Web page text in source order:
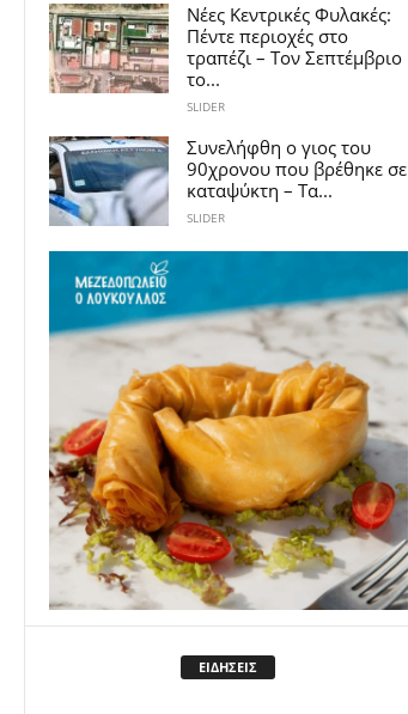
Νέες Κεντρικές Φυλακές:
Πέντε περιοχές στο
τραπέζι – Τον Σεπτέμβριο
το...
SLIDER
Συνελήφθη ο γιος του
90χρονου που βρέθηκε σε
καταψύκτη – Τα...
SLIDER
ΕΙΔΗΣΕΙΣ